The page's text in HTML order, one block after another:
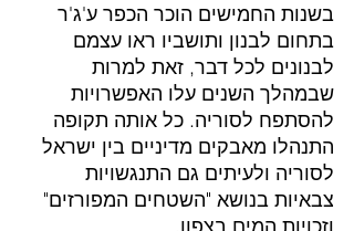
בשנות החמישים הוכר הכפר ע'ג'ר
בתחום לבנון ותושביו ראו עצמם
לבנונים לכל דבר, זאת למרות
שבמהלך השנים עלו האפשרויות
להסתפח לסוריה. כל אותה תקופה
התנהלו מאבקים מדיניים בין ישראל
לסוריה ולעיתים גם התנגשויות
צבאיות בנושא "השטחים המפורזים"